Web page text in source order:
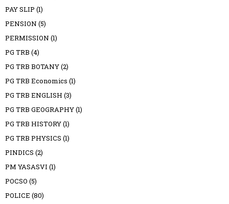
PAY SLIP (1)
PENSION (5)
PERMISSION (1)
PG TRB (4)
PG TRB BOTANY(2)
PG TRB Economics (1)
PG TRB ENGLISH (3)
PG TRB GEOGRAPHY(1)
PG TRB HISTORY(1)
PG TRB PHYSICS (1)
PINDICS (2)
PM YASASVI (1)
POCSO (5)
POLICE (80)